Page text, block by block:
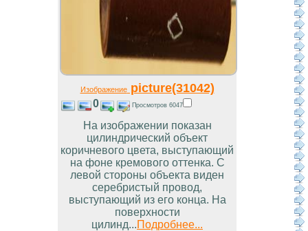
Изображениеpicture(31042)
0 Просмотров 6047
На изображении показан
цилиндрический объект
коричневого цвета, выступающий
на фоне кремового оттенка. С
левой стороны объекта виден
серебристый провод,
выступающий из его конца. На
поверхности
цилинд...Подробнее...